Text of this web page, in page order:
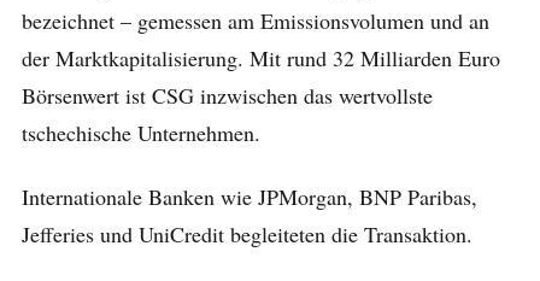
bezeichnet – gemessen am Emissionsvolumen und an
der Marktkapitalisierung. Mit rund 32 Milliarden Euro
Börsenwert ist CSG inzwischen das wertvollste
tschechische Unternehmen.
Internationale Banken wie JPMorgan, BNP Paribas,
Jefferies und UniCredit begleiteten die Transaktion.